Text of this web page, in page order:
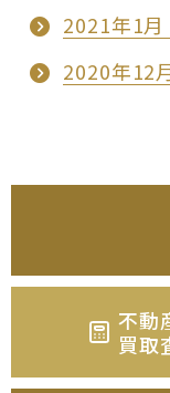
2021年1月
2020年12
不動
買取